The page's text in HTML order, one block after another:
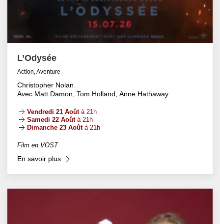
L’Odysée
Action, Aventure
Christopher Nolan
Avec Matt Damon, Tom Holland, Anne Hathaway
Vendredi 21 Aoûtà 21h
Samedi 22 Aoûtà 21h
Dimanche 23 Aoûtà 21h
Film en VOST
En savoir plus